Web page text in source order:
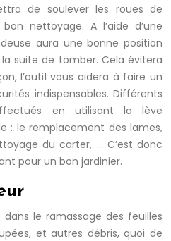
de soulever les roues de
nettoyage. A l’aide d’une
aura une bonne position
suite de tomber. Cela évitera
l’outil vous aidera à faire un
indispensables. Différents
en utilisant la lève
: le remplacement des lames,
du carter, … C’est donc
pour un bon jardinier.
le ramassage des feuilles
et autres débris, quoi de